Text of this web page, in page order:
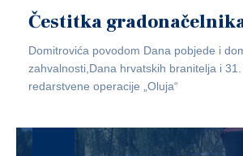
Čestitka
Domitrovića povodom Dana pobjede i
zahvalnosti,Dana hrvatskih branitelja i
redarstvene operacije „Oluja“